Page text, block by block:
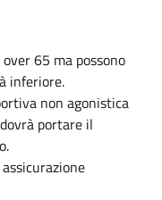
65 ma possono
inferiore.
non agonistica
portare il